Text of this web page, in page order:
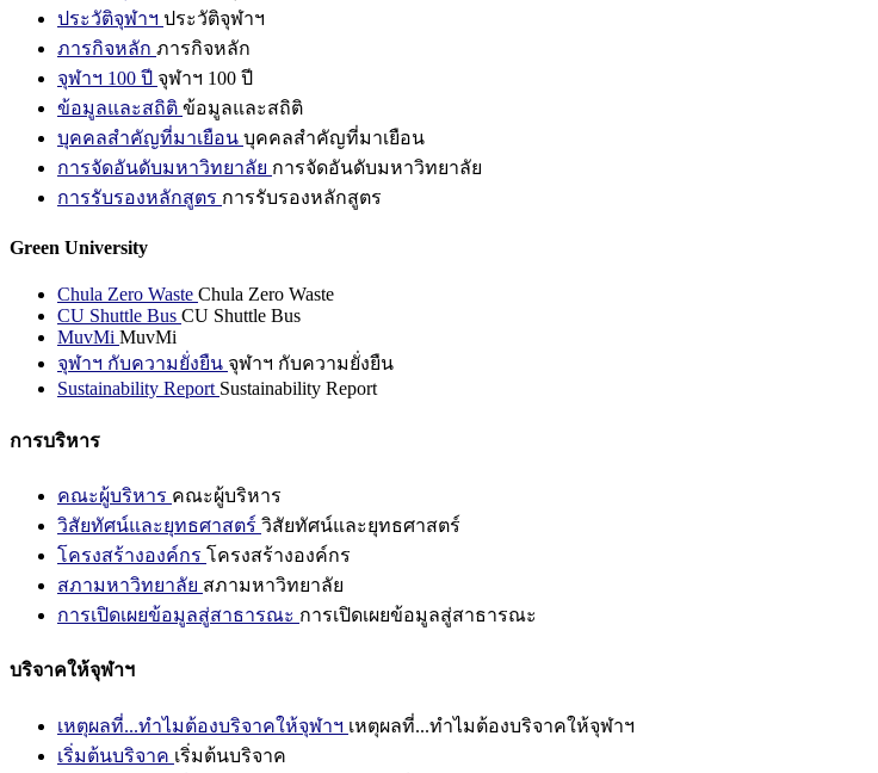
ประวัติจุฬาฯ ประวัติจุฬาฯ
ภารกิจหลัก ภารกิจหลัก
จุฬาฯ 100 ปี จุฬาฯ 100 ปี
ข้อมูลและสถิติ ข้อมูลและสถิติ
บุคคลสำคัญที่มาเยือน บุคคลสำคัญที่มาเยือน
การจัดอันดับมหาวิทยาลัย การจัดอันดับมหาวิทยาลัย
การรับรองหลักสูตร การรับรองหลักสูตร
Green University
Chula Zero Waste Chula Zero Waste
CU Shuttle Bus CU Shuttle Bus
MuvMi MuvMi
จุฬาฯ กับความยั่งยืน จุฬาฯ กับความยั่งยืน
Sustainability Report Sustainability Report
การบริหาร
คณะผู้บริหาร คณะผู้บริหาร
วิสัยทัศน์และยุทธศาสตร์ วิสัยทัศน์และยุทธศาสตร์
โครงสร้างองค์กร โครงสร้างองค์กร
สภามหาวิทยาลัย สภามหาวิทยาลัย
การเปิดเผยข้อมูลสู่สาธารณะ การเปิดเผยข้อมูลสู่สาธารณะ
บริจาคให้จุฬาฯ
เหตุผลที่...ทำไมต้องบริจาคให้จุฬาฯ เหตุผลที่...ทำไมต้องบริจาคให้จุฬาฯ
เริ่มต้นบริจาค เริ่มต้นบริจาค